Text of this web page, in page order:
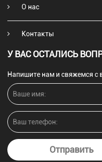
О нас
Контакты
У ВАС ОСТАЛИСЬ
Напишите нам и свяжемся с
Отправить